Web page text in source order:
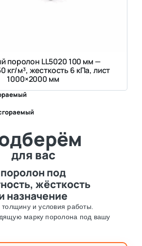
поролон LL5020 100 мм —
кг/м³, жесткость 6 кПа, лист
1000×2000 мм
для вас
поролон под
жёсткость
назначение
и условия работы.
марку поролона под вашу